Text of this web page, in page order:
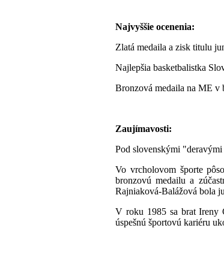
Najvyššie ocenenia:
Zlatá medaila a zisk titulu
Najlepšia basketbalistka
Bronzová medaila na ME v
Zaujímavosti:
Pod slovenskými
Vo vrcholovom športe
bronzovú medailu a
Rajniaková-Balážová bola
V roku 1985 sa brat Ireny
úspešnú športovú kariéru